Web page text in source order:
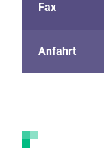
Fax
Anfahrt